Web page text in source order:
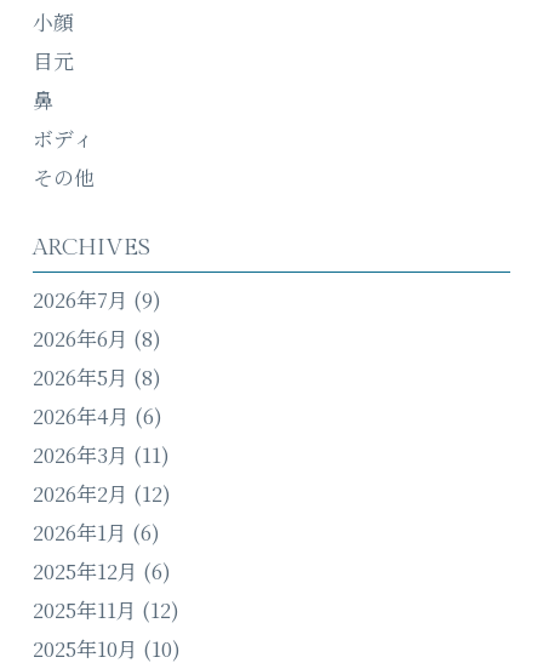
小顔
目元
鼻
ボディ
その他
ARCHIVES
2026年7月 (9)
2026年6月 (8)
2026年5月 (8)
2026年4月 (6)
2026年3月 (11)
2026年2月 (12)
2026年1月 (6)
2025年12月 (6)
2025年11月 (12)
2025年10月 (10)